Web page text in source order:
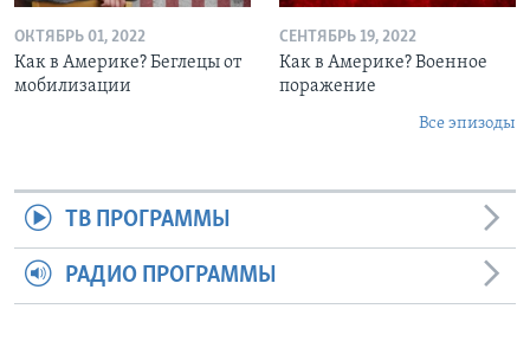
ОКТЯБРЬ 01, 2022
Как в Америке? Беглецы от
мобилизации
СЕНТЯБРЬ 19, 2022
Как в Америке? Военное
поражение
Все эпизоды
ТВ ПРОГРАММЫ
РАДИО ПРОГРАММЫ